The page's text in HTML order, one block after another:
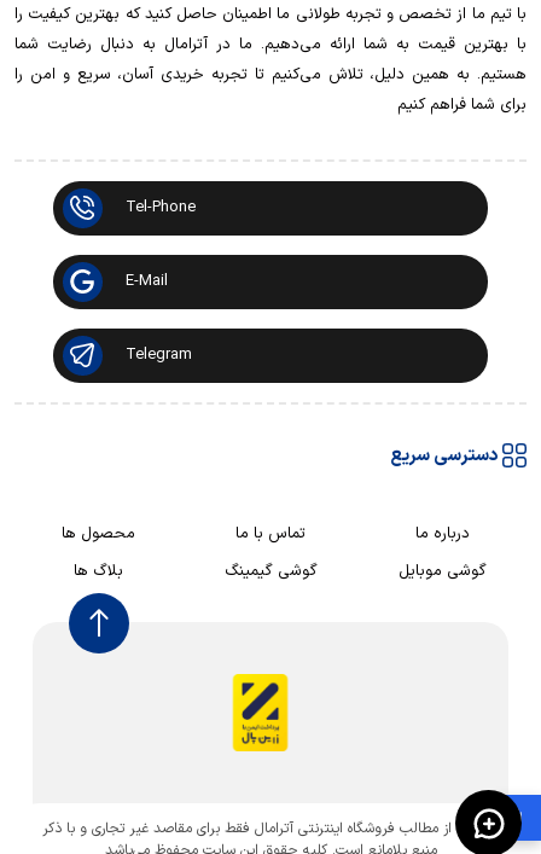
🛍️
با تیم ما از تخصص و تجربه طولانی ما اطمینان حاصل کنید که بهترین کیفیت را
با بهترین قیمت به شما ارائه می‌دهیم. ما در آترامال به دنبال رضایت شما
هستیم. به همین دلیل، تلاش می‌کنیم تا تجربه خریدی آسان، سریع و امن را
برای شما فراهم کنیم
Tel-Phone
E-Mail
Telegram
دسترسی سریع
درباره ما تماس با ما
محصول ها
گوشی موبایل
گوشی گیمینگ بلاگ ها
استفاده از مطالب فروشگاه اینترنتی آترامال فقط برای مقاصد غیر تجاری و با ذکر